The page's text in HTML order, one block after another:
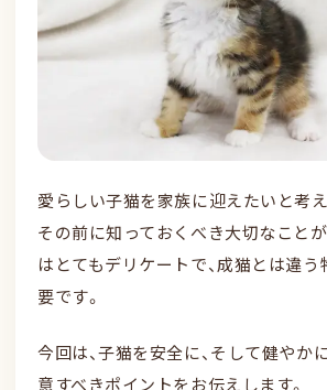
愛らしい子猫を家族に迎えたいと考え
その前に知っておくべき大切なこと
はとてもデリケートで、成猫とは違
要です。
今回は、子猫を安全に、そして健やか
意すべきポイントをお伝えします。